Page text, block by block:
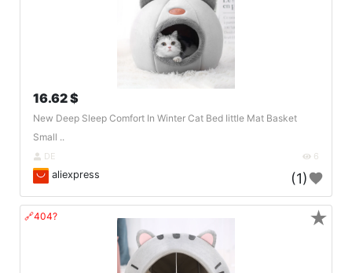
16.62 $
New Deep Sleep Comfort In Winter Cat Bed Iittle Mat Basket
Small ..
DE 6
aliexpress (1)
🔗404? ★